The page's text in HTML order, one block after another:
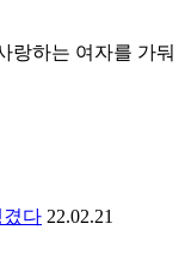
랑하는 여자를 가둬
겼다 22.02.21